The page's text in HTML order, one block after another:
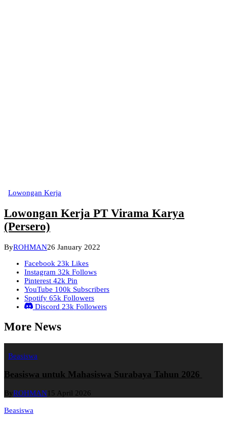
Lowongan Kerja
Lowongan Kerja PT Virama Karya
(Persero)
ByROHMAN26 January 2022
Facebook 23k Likes
Instagram 32k Follows
Pinterest 42k Pin
YouTube 100k Subscribers
Spotify 65k Followers
Discord 23k Followers
More News
Beasiswa
Beasiswa untuk Mahasiswa Surabaya Tahun 2026
ByROHMAN15 April 2026
Beasiswa